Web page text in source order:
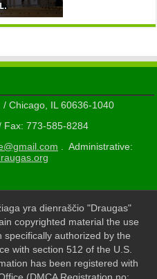
Chicago, IL 60636-1040
Fax: 773-585-8284
. Administrative:
yra dienraščio "Draugas"
copyrighted material the use
authorized by the
with section 512 of the U.S.
has been registered with
(DMCA Registration no: